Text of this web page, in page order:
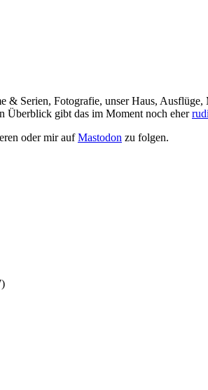
Serien, Fotografie, unser Haus,
Überblick gibt das im Moment noch eher
oder mir aufMastodon zu folgen.